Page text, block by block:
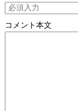
コメント本文